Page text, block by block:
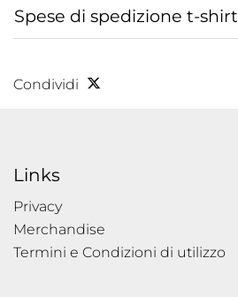
Spese di spedizione t-shirt
Condividi
Links
Privacy
Merchandise
Termini e Condizioni di utilizzo